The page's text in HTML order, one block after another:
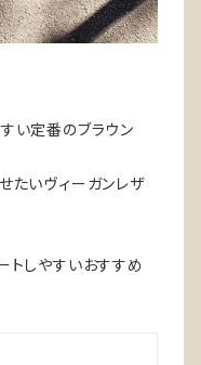
い定番のブラウン
たいヴィーガンレザ
トしやすいおすすめ